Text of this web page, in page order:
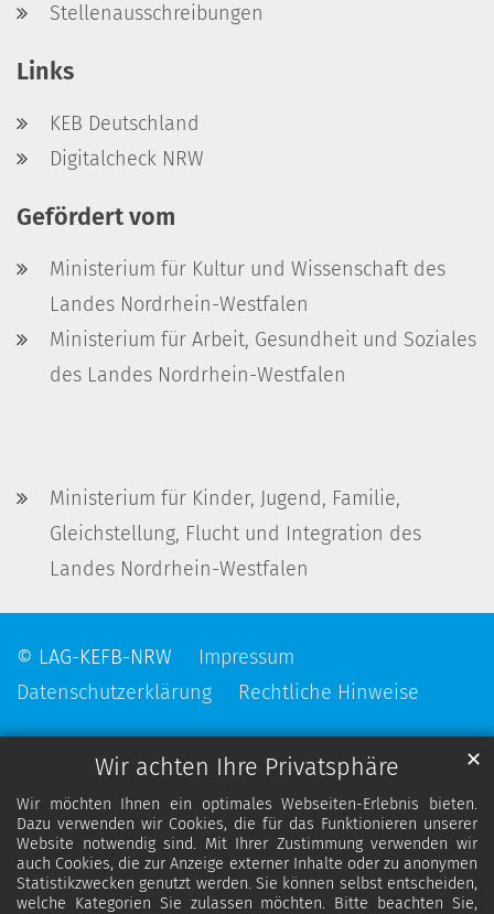
Wir achten Ihre Privatsphäre
Wir möchten Ihnen ein optimales Webseiten-Erlebnis bieten.
Dazu verwenden wir Cookies, die für das Funktionieren unserer
Website notwendig sind. Mit Ihrer Zustimmung verwenden wir
auch Cookies, die zur Anzeige externer Inhalte oder zu anonymen
Statistikzwecken genutzt werden. Sie können selbst entscheiden,
welche Kategorien Sie zulassen möchten. Bitte beachten Sie,
✕
Stellenausschreibungen
Links
KEB Deutschland
Digitalcheck NRW
Gefördert vom
Ministerium für Kultur und Wissenschaft des
Landes Nordrhein-Westfalen
Ministerium für Arbeit, Gesundheit und Soziales
des Landes Nordrhein-Westfalen
Ministerium für Kinder, Jugend, Familie,
Gleichstellung, Flucht und Integration des
Landes Nordrhein-Westfalen
© LAG-KEFB-NRW
Impressum
Datenschutzerklärung
Rechtliche Hinweise